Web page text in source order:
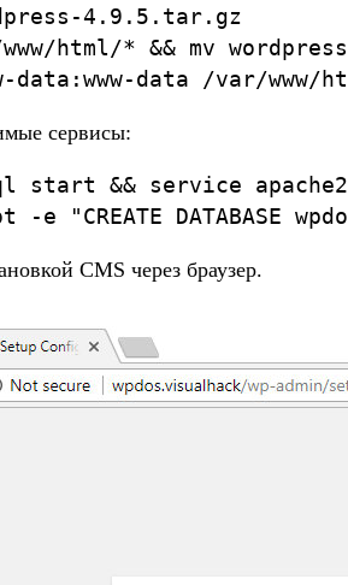
4.9.5.tar.gz
html/* && mv
сервисы:
start && service
CMS через браузер.